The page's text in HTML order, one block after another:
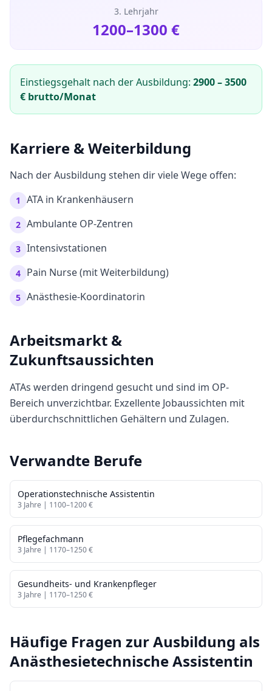
3. Lehrjahr
1200–1300 €
Einstiegsgehalt nach der Ausbildung: 2900–3500
€ brutto/Monat
Karriere & Weiterbildung
Nach der Ausbildung stehen dir viele Wege offen:
1 ATA in Krankenhäusern
2 Ambulante OP-Zentren
3 Intensivstationen
4 Pain Nurse (mit Weiterbildung)
5 Anästhesie-Koordinatorin
Arbeitsmarkt &
Zukunftsaussichten
ATAs werden dringend gesucht und sind im OP-
Bereich unverzichtbar. Exzellente Jobaussichten mit
überdurchschnittlichen Gehältern und Zulagen.
Verwandte Berufe
Operationstechnische Assistentin
3 Jahre | 1100–1200€
Pflegefachmann
3 Jahre | 1170–1250€
Gesundheits- und Krankenpfleger
3 Jahre | 1170–1250€
Häufige Fragen zur Ausbildung als
Anästhesietechnische Assistentin